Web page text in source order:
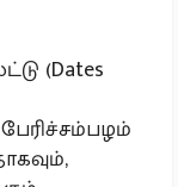
(Dates